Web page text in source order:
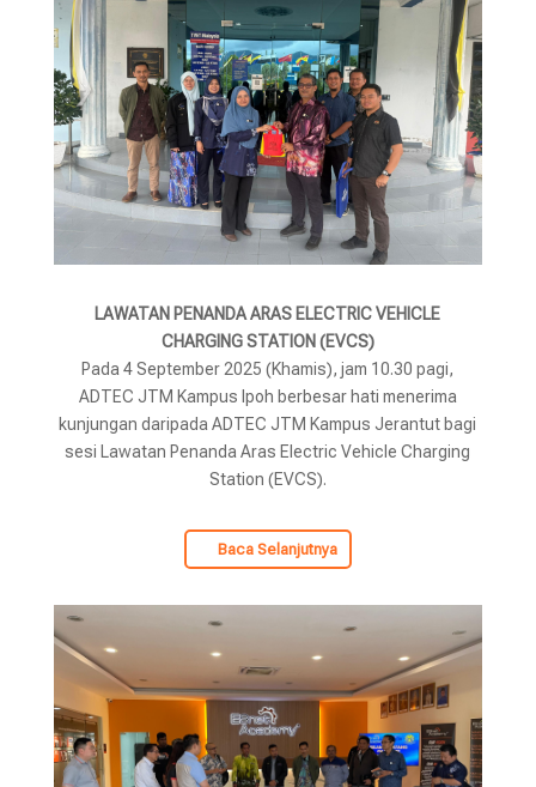
LAWATAN PENANDA ARAS ELECTRIC VEHICLE
CHARGING STATION (EVCS)
Pada 4 September 2025 (Khamis), jam 10.30 pagi,
ADTEC JTM Kampus Ipoh berbesar hati menerima
kunjungan daripada ADTEC JTM Kampus Jerantut bagi
sesi Lawatan Penanda Aras Electric Vehicle Charging
Station (EVCS).
Baca Selanjutnya